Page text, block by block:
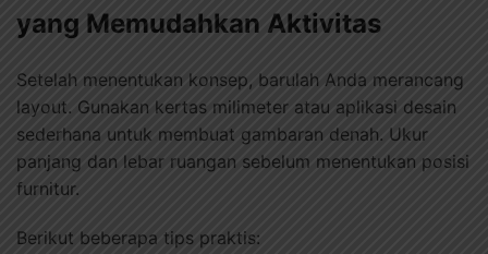
yang Memudahkan Aktivitas
Setelah menentukan konsep, barulah Anda merancang
layout. Gunakan kertas milimeter atau aplikasi desain
sederhana untuk membuat gambaran denah. Ukur
panjang dan lebar ruangan sebelum menentukan posisi
furnitur.
Berikut beberapa tips praktis: